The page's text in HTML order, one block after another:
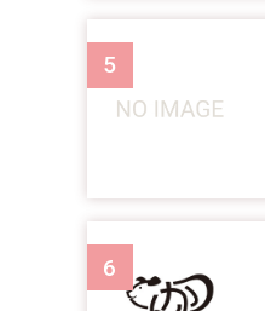
5
6